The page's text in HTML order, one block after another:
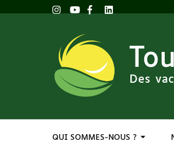
Des
QUI SOMMES-NOUS ?